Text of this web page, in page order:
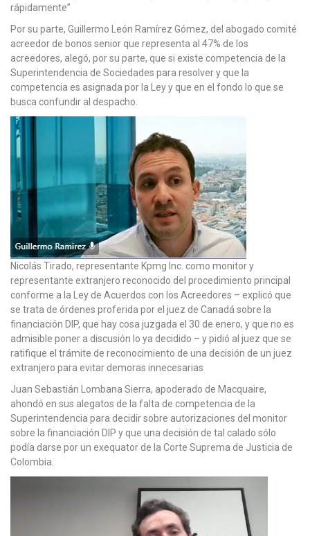
rápidamente”
Por su parte, Guillermo León Ramírez Gómez, del abogado comité
acreedor de bonos senior que representa al 47% de los
acreedores, alegó, por su parte, que si existe competencia de la
Superintendencia de Sociedades para resolver y que la
competencia es asignada por la Ley y que en el fondo lo que se
busca confundir al despacho.
Nicolás Tirado, representante Kpmg Inc. como monitor y
representante extranjero reconocido del procedimiento principal
conforme a la Ley de Acuerdos con los Acreedores – explicó que
se trata de órdenes proferida por el juez de Canadá sobre la
financiación DIP, que hay cosa juzgada el 30 de enero, y que no es
admisible poner a discusión lo ya decidido – y pidió al juez que se
ratifique el trámite de reconocimiento de una decisión de un juez
extranjero para evitar demoras innecesarias
Juan Sebastián Lombana Sierra, apoderado de Macquaire,
ahondó en sus alegatos de la falta de competencia de la
Superintendencia para decidir sobre autorizaciones del monitor
sobre la financiación DIP y que una decisión de tal calado sólo
podía darse por un exequator de la Corte Suprema de Justicia de
Colombia.